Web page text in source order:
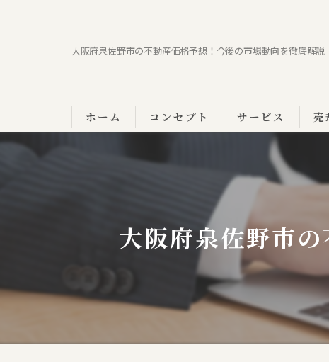
大阪府泉佐野市の不動産価格予想！今後の市場動向を徹底解説
ホーム コンセプト サービス 売
大阪府泉佐野市